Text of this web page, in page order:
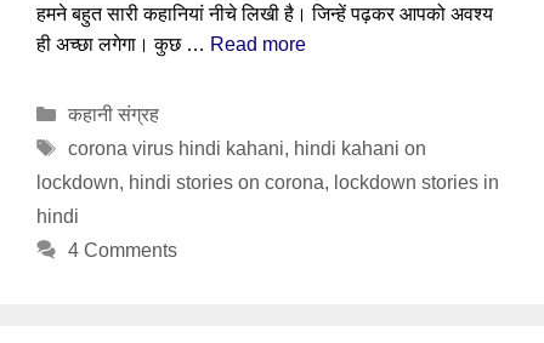
हमने बहुत सारी कहानियां नीचे लिखी है। जिन्हें पढ़कर आपको अवश्य
ही अच्छा लगेगा। कुछ … Read more
Categories
कहानी संग्रह
Tags
corona virus hindi kahani, hindi kahani on
lockdown, hindi stories on corona, lockdown stories in
hindi
4 Comments